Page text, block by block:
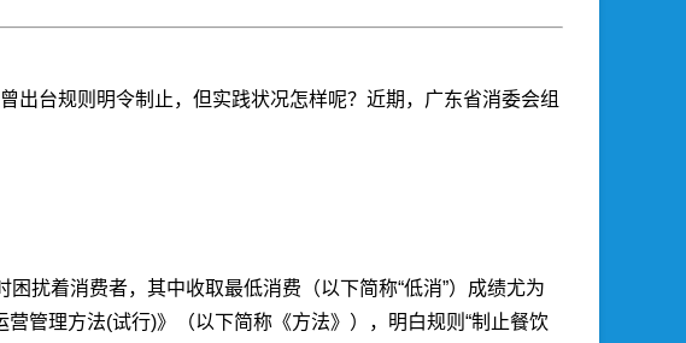
出台规则明令制止，但实践状况怎样呢？近期，广东省消委会组
扰着消费者，其中收取最低消费（以下简称“低消”）成绩尤为
管理方法(试行)》（以下简称《方法》），明白规则“制止餐饮